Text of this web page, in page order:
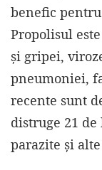
benefic
Propolisul
și gripei,
pneumoniei,
recente sunt
distruge 21
parazite și